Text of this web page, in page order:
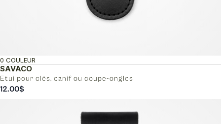
SAVACO
Etui pour clés, canif ou coupe-ongles
0 COULEUR
12.00$